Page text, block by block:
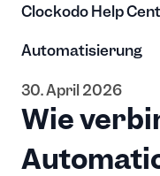
Clockodo Help
Automatisierung
30. April 2026
Wie